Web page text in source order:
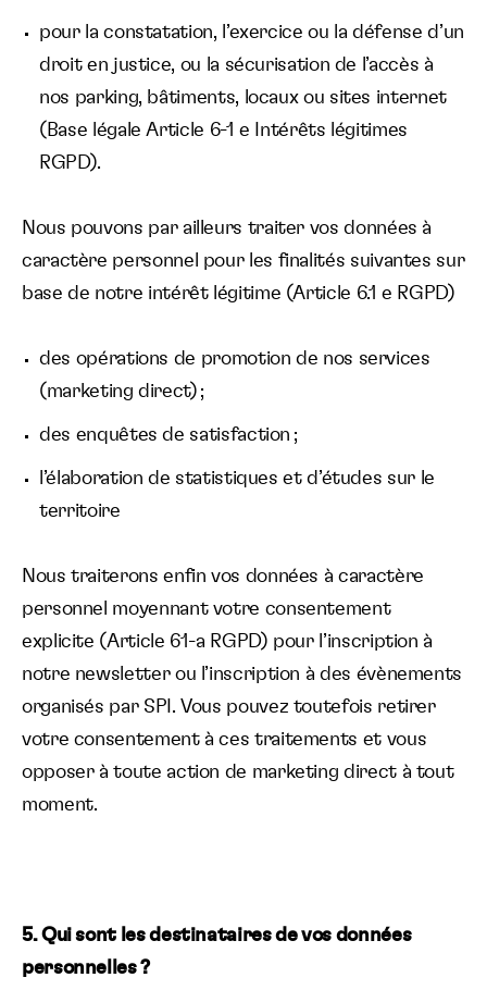
pour la constatation, l’exercice ou la défense d’un
droit en justice, ou la sécurisation de l’accès à
nos parking, bâtiments, locaux ou sites internet
(Base légale Article 6-1 e Intérêts légitimes
RGPD).
Nous pouvons par ailleurs traiter vos données à
caractère personnel pour les finalités suivantes sur
base de notre intérêt légitime (Article 6.1 e RGPD)
des opérations de promotion de nos services
(marketing direct) ;
des enquêtes de satisfaction ;
l’élaboration de statistiques et d’études sur le
territoire
Nous traiterons enfin vos données à caractère
personnel moyennant votre consentement
explicite (Article 61-a RGPD) pour l’inscription à
notre newsletter ou l’inscription à des évènements
organisés par SPI. Vous pouvez toutefois retirer
votre consentement à ces traitements et vous
opposer à toute action de marketing direct à tout
moment.
5. Qui sont les destinataires de vos données
personnelles ?